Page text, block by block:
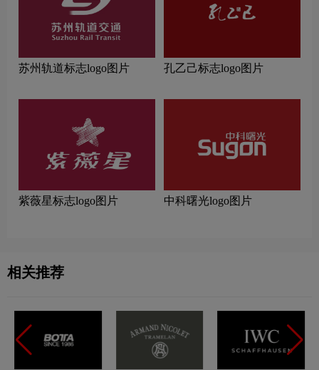
苏州轨道标志logo图片 孔乙己标志logo图片
紫薇星标志logo图片 中科曙光logo图片
相关推荐